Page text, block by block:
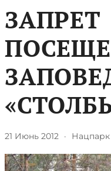
ЗАПРЕТ
21 Июнь 2012 · Нацпарк